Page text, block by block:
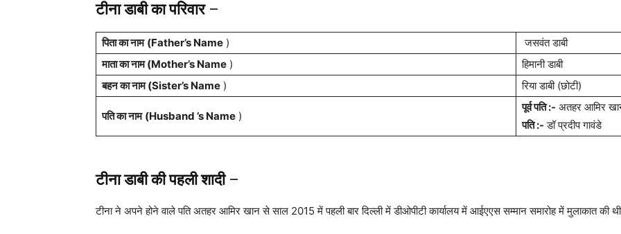
टीना डाबी का परिवार –
पिता का नाम (Father’s Name )
जसवंत डाबी
माता का नाम (Mother’s Name )
हिमानी डाबी
बहन का नाम (Sister’s Name ) रिया डाबी (छोटी)
पति का नाम (Husband ’s Name )
पूर्व पति :- अतहर आमिर
पति :- डॉ प्रदीप गावंडे
टीना डाबी की पहली शादी –
टीना ने अपने होने वाले पति अतहर आमिर खान से साल 2015 में पहली बार दिल्ली में डीओपीटी कार्यालय में आईएएस सम्मान समारोह में मुलाकात की